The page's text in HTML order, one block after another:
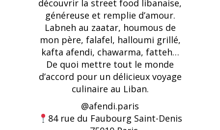
découvrir la street food libanaise,
généreuse et remplie d’amour.
Labneh au zaatar, houmous de
mon père, falafel, halloumi grillé,
kafta afendi, chawarma, fatteh…
De quoi mettre tout le monde
d’accord pour un délicieux voyage
culinaire au Liban.
@afendi.paris
84 rue du Faubourg Saint-Denis